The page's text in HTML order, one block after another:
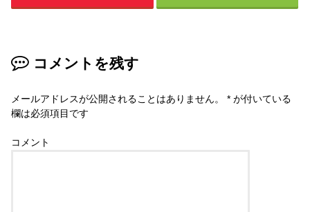
コメントを残す
メールアドレスが公開されることはありません。 * が付いている
欄は必須項目です
コメント